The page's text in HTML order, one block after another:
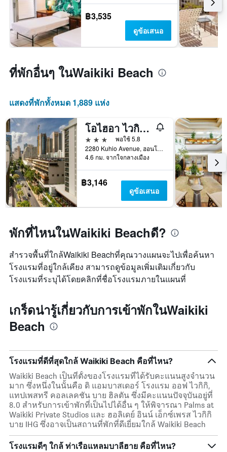
฿3,535
ดูข้อเสนอ
ที่พักอื่นๆ ในWaikiki Beach
แสดงที่พักทั้งหมด 1,889 แห่ง
โอไฮอา ไวกิกิ สตูดิโอ สวีทส์
3 ดาว
พอใช้ 5.8
2280 Kuhio Avenue, ฮอนโนลูลู, เกาะโอวาฮู, HI, สหรัฐอเมริกา
4.6 กม. จากใจกลางเมือง
฿3,146
ดูข้อเสนอ
พักที่ไหนในWaikiki Beachดี?
สำรวจพื้นที่ใกล้Waikiki Beachที่คุณวางแผนจะไปเพื่อค้นหา
โรงแรมที่อยู่ใกล้เคียง สามารถดูข้อมูลเพิ่มเติมเกี่ยวกับ
โรงแรมที่ระบุได้โดยคลิกที่ชื่อโรงแรมภายในแผนที่
เกร็ดน่ารู้เกี่ยวกับการเข้าพักในWaikiki
Beach
โรงแรมที่ดีที่สุดใกล้ Waikiki Beach คือที่ไหน?
Waikiki Beach เป็นที่ตั้งของโรงแรมที่ได้รับคะแนนสูงจำนวน
มาก ซึ่งหนึ่งในนั้นคือ ดิ แอมบาสเดอร์ โรงแรม ออฟ ไวกิกิ,
แทปเพสทรี คอลเลคชัน บาย ฮิลตัน ซึ่งมีคะแนนปัจจุบันอยู่ที่
8.0 สำหรับการเข้าพักที่เป็นไปได้อื่น ๆ ให้พิจารณา Palms at
Waikiki Private Studios และ ฮอลิเดย์ อินน์ เอ็กซ์เพรส ไวกิกิ
บาย IHG ซึ่งอาจเป็นสถานที่พักที่ดีเยี่ยมใกล้ Waikiki Beach
โรงแรมดีๆ ใกล้ ท่าเรือแหลมบาลีฮาย คือที่ไหน?